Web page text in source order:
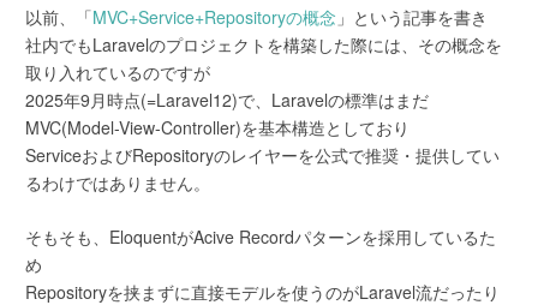
以前、「MVC+Service+Repositoryの概念 」という記事を書き
社内でもLaravelのプロジェクトを構築した際には、その概念を
取り入れているのですが
2025年9月時点(=Laravel12)で、Laravelの標準はまだ
MVC(Model-View-Controller)を基本構造としており
ServiceおよびRepositoryのレイヤーを公式で推奨・提供してい
るわけではありません。
そもそも、EloquentがAcive Recordパターンを採用しているた
め
Repositoryを挟まずに直接モデルを使うのがLaravel流だったり